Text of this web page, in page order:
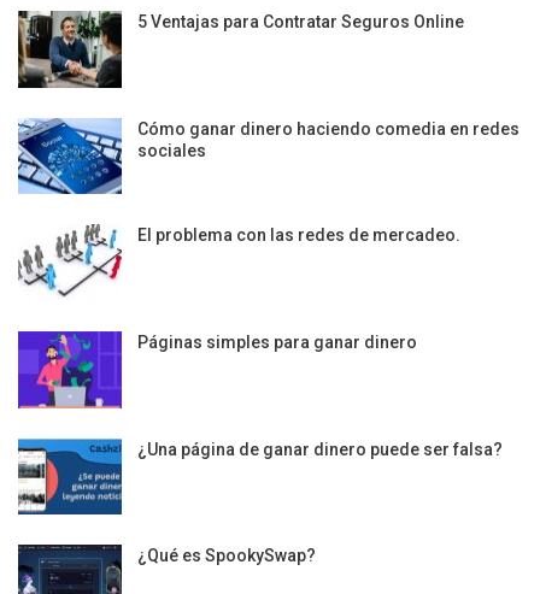
5 Ventajas para Contratar Seguros Online
Cómo ganar dinero haciendo comedia en redes
sociales
El problema con las redes de mercadeo.
Páginas simples para ganar dinero
¿Una página de ganar dinero puede ser falsa?
¿Qué es SpookySwap?